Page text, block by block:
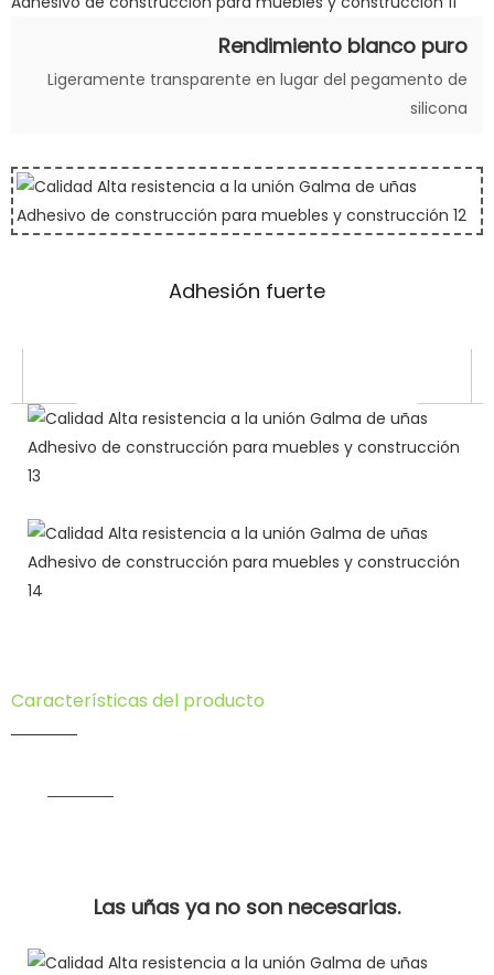
Rendimiento blanco puro
Ligeramente transparente en lugar del pegamento de
silicona
Adhesión fuerte
Características del producto
Las uñas ya no son necesarias.